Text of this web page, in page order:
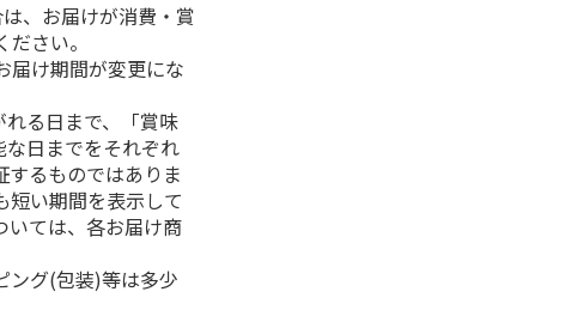
、お届けが消費・賞
さい。
届け期間が変更にな
る日まで、「賞味
日までをそれぞれ
るものではありま
短い期間を表示して
いては、各お届け商
ング(包装)等は多少